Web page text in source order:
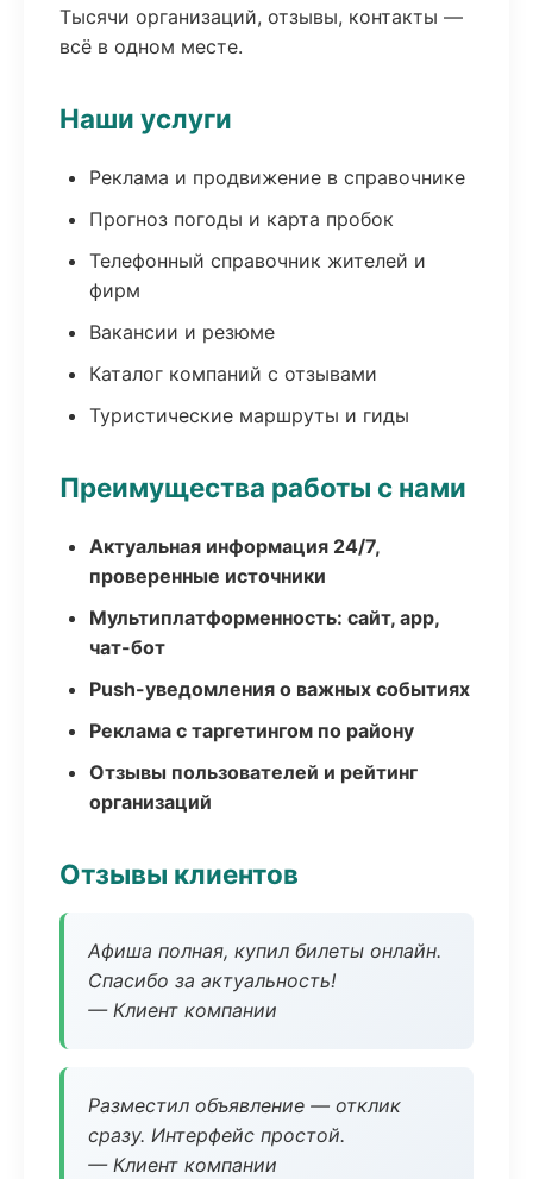
Тысячи организаций, отзывы, контакты —
всё в одном месте.
Наши услуги
Реклама и продвижение в справочнике
Прогноз погоды и карта пробок
Телефонный справочник жителей и
фирм
Вакансии и резюме
Каталог компаний с отзывами
Туристические маршруты и гиды
Преимущества работы с нами
Актуальная информация 24/7,
проверенные источники
Мультиплатформенность: сайт, app,
чат-бот
Push-уведомления о важных событиях
Реклама с таргетингом по району
Отзывы пользователей и рейтинг
организаций
Отзывы клиентов
Афиша полная, купил билеты онлайн.
Спасибо за актуальность!
— Клиент компании
Разместил объявление — отклик
сразу. Интерфейс простой.
— Клиент компании